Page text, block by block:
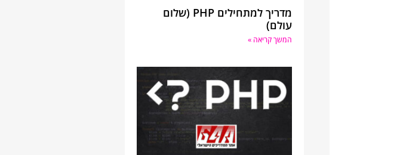
מדריך למתחילים PHP (שלום
עולם)
המשך קריאה »